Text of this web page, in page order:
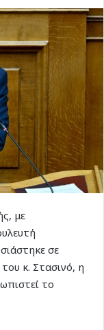
με
σε
κ. Στασινό, η
το